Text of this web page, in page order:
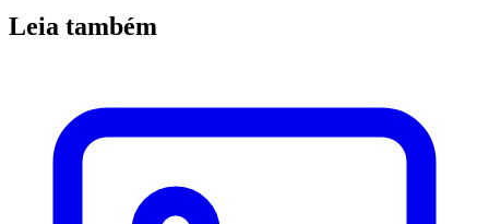
Leia também